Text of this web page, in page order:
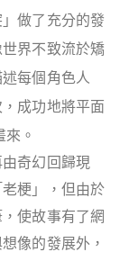
做了充分的發
界不致流於矯
每個角色人
成功地將平面
來。
奇幻回歸現
梗」，但由於
使故事有了網
像的發展外，